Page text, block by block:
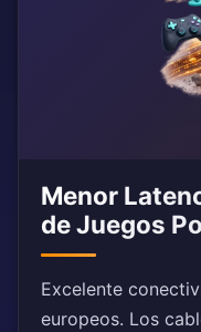
Menor
de Juegos
Excelente
europeos. Los